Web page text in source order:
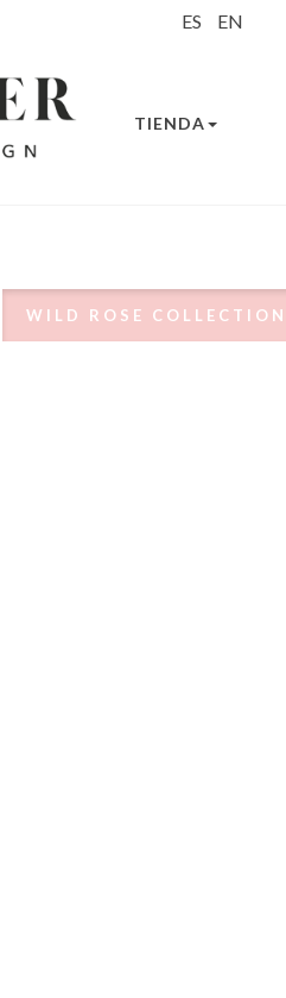
ES EN
TIENDA
WILD ROSE COLLECTION